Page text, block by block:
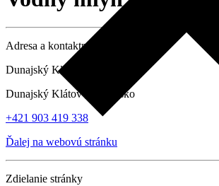
Adresa a kontaktné údaje
Dunajský Klátov 20, 930 21
Dunajský Klátov , slovensko
+421 903 419 338
Ďalej na webovú stránku
Zdielanie stránky